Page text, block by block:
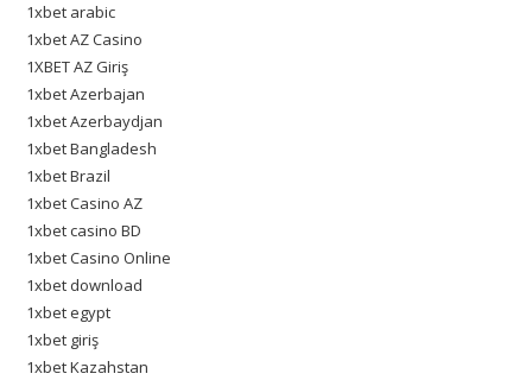
1xbet arabic
1xbet AZ Casino
1XBET AZ Giriş
1xbet Azerbajan
1xbet Azerbaydjan
1xbet Bangladesh
1xbet Brazil
1xbet Casino AZ
1xbet casino BD
1xbet Casino Online
1xbet download
1xbet egypt
1xbet giriş
1xbet Kazahstan